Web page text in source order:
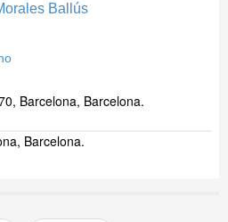
Ballús
Barcelona, Barcelona.
Barcelona.